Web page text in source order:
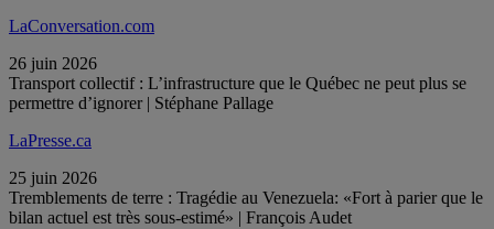
LaConversation.com
26 juin 2026
Transport collectif : L’infrastructure que le Québec ne peut plus se
permettre d’ignorer | Stéphane Pallage
LaPresse.ca
25 juin 2026
Tremblements de terre : Tragédie au Venezuela: «Fort à parier que le
bilan actuel est très sous-estimé» | François Audet